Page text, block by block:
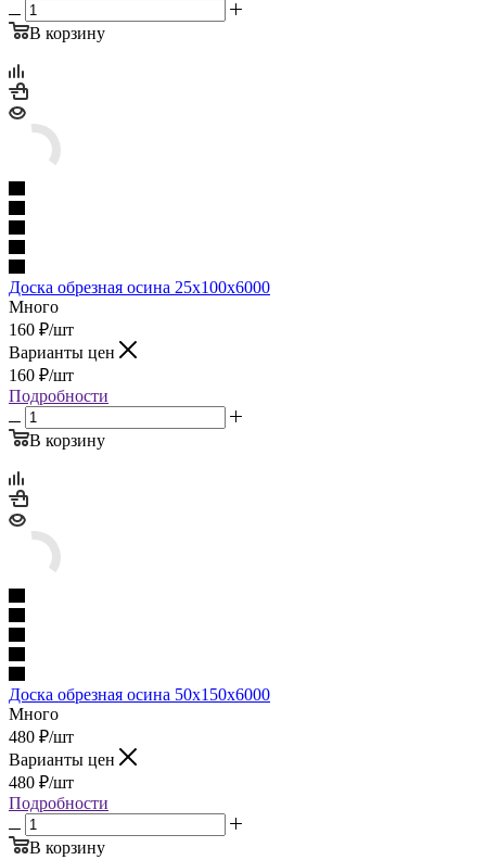
В корзину
Доска обрезная осина 25х100х6000
Много
160 ₽/шт
Варианты цен
160 ₽/шт
Подробности
В корзину
Доска обрезная осина 50х150х6000
Много
480 ₽/шт
Варианты цен
480 ₽/шт
Подробности
В корзину